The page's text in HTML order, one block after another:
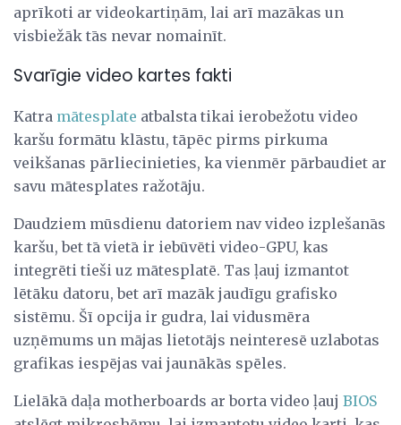
aprīkoti ar videokartiņām, lai arī mazākas un
visbiežāk tās nevar nomainīt.
Svarīgie video kartes fakti
Katra mātesplate atbalsta tikai ierobežotu video
karšu formātu klāstu, tāpēc pirms pirkuma
veikšanas pārliecinieties, ka vienmēr pārbaudiet ar
savu mātesplates ražotāju.
Daudziem mūsdienu datoriem nav video izplešanās
karšu, bet tā vietā ir iebūvēti video-GPU, kas
integrēti tieši uz mātesplatē. Tas ļauj izmantot
lētāku datoru, bet arī mazāk jaudīgu grafisko
sistēmu. Šī opcija ir gudra, lai vidusmēra
uzņēmums un mājas lietotājs neinteresē uzlabotas
grafikas iespējas vai jaunākās spēles.
Lielākā daļa motherboards ar borta video ļauj BIOS